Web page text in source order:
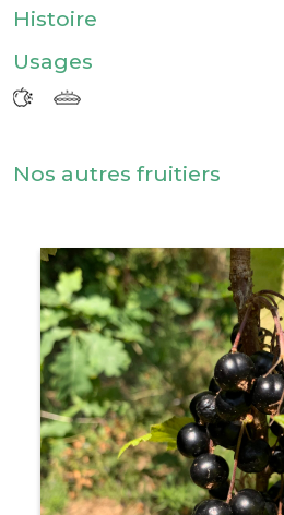
Histoire
Usages
Nos autres fruitiers